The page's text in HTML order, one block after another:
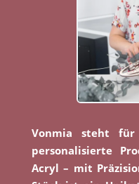
Vonmia steht für
personalisierte
Acryl – mit